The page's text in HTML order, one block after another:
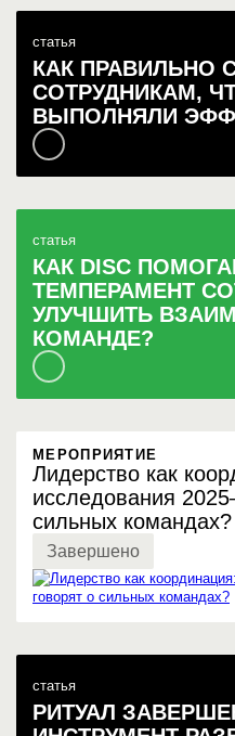
статья
КАК ПРАВИЛЬНО
СОТРУДНИКАМ,
ВЫПОЛНЯЛИ
статья
КАК DISC
ТЕМПЕРАМЕНТ
УЛУЧШИТЬ
КОМАНДЕ?
МЕРОПРИЯТИЕ
Лидерство как
исследования
сильных командах?
Завершено
статья
РИТУАЛ